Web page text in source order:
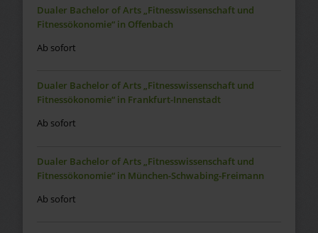
Dualer Bachelor of Arts „Fitnesswissenschaft und
Fitnessökonomie“ in Offenbach
Ab sofort
Dualer Bachelor of Arts „Fitnesswissenschaft und
Fitnessökonomie“ in Frankfurt-Innenstadt
Ab sofort
Dualer Bachelor of Arts „Fitnesswissenschaft und
Fitnessökonomie“ in München-Schwabing-Freimann
Ab sofort